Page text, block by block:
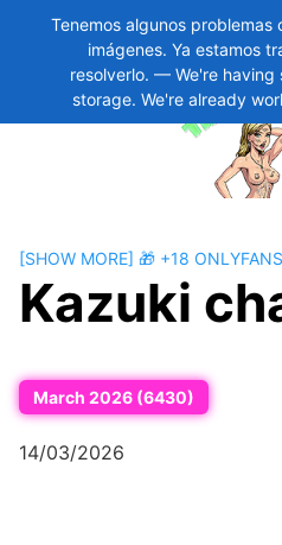
Tenemos algunos problemas
imágenes. Ya estamos
resolverlo. — We're having
storage. We're already
content
[SHOW MORE] 🎁 +18 ONLYFANS
Kazuki
March 2026 (6430)
14/03/2026